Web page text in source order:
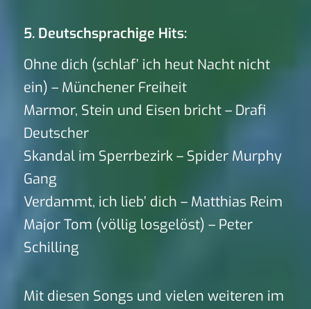
5. Deutschsprachige Hits:
Ohne dich (schlaf’ ich heut Nacht nicht
ein) – Münchener Freiheit
Marmor, Stein und Eisen bricht – Drafi
Deutscher
Skandal im Sperrbezirk – Spider Murphy
Gang
Verdammt, ich lieb’ dich – Matthias Reim
Major Tom (völlig losgelöst) – Peter
Schilling
Mit diesen Songs und vielen weiteren im